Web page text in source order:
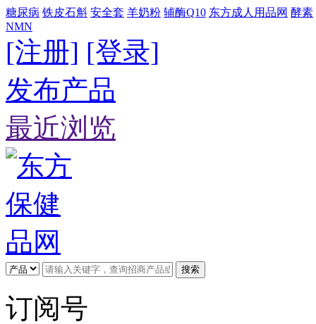
糖尿病 铁皮石斛 安全套 羊奶粉 辅酶Q10 东方成人用品网 酵素
NMN
[注册] [登录]
发布产品
最近浏览
搜索
订阅号